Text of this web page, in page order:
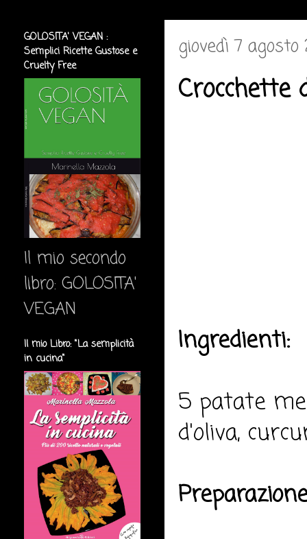
giovedì 7 agosto
Crocchette
Ingredienti:
5 patate
d'oliva,
GOLOSITA' VEGAN :
Semplici Ricette Gustose e
Cruelty Free
Il mio secondo
libro: GOLOSITA'
VEGAN
Il mio Libro: "La semplicità
in cucina"